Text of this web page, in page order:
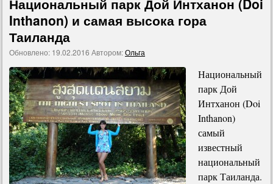
Национальный парк Дой Интханон (Doi
Inthanon) и самая высока гора
Таиланда
Обновлено: 19.02.2016 Автором:Ольга
Национальный
парк Дой
Интханон (Doi
Inthanon)
самый
известный
национальный
парк Таиланда.